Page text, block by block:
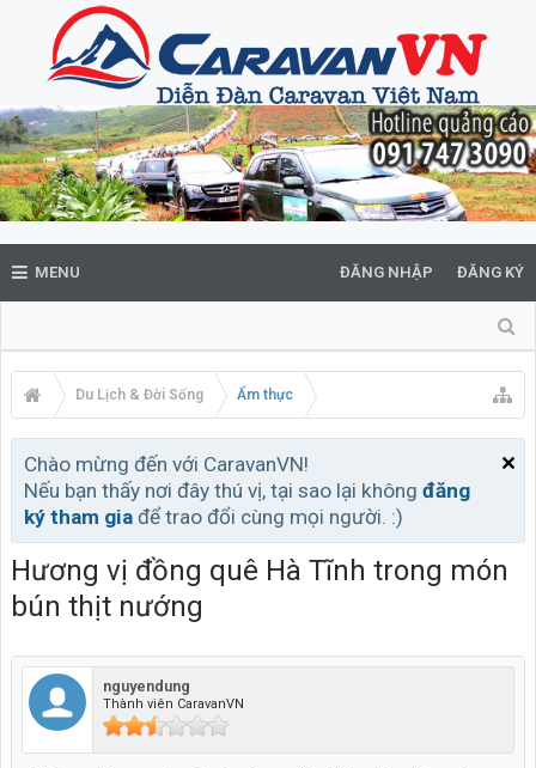
MENU ĐĂNG NHẬP ĐĂNG KÝ
Du Lịch & Đời Sống Ẩm thực
Chào mừng đến với CaravanVN!
Nếu bạn thấy nơi đây thú vị, tại sao lại không đăng
ký tham gia để trao đổi cùng mọi người. :)
Hương vị đồng quê Hà Tĩnh trong món
bún thịt nướng
nguyendung
Thành viên CaravanVN